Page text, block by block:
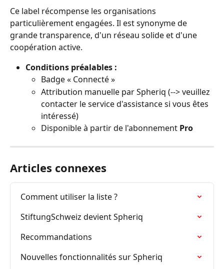
Ce label récompense les organisations
particulièrement engagées. Il est synonyme de
grande transparence, d'un réseau solide et d'une
coopération active.
Conditions préalables :
Badge « Connecté »
Attribution manuelle par Spheriq (--> veuillez
contacter le service d'assistance si vous êtes
intéressé)
Disponible à partir de l'abonnement Pro
Articles connexes
Comment utiliser la liste ?
StiftungSchweiz devient Spheriq
Recommandations
Nouvelles fonctionnalités sur Spheriq